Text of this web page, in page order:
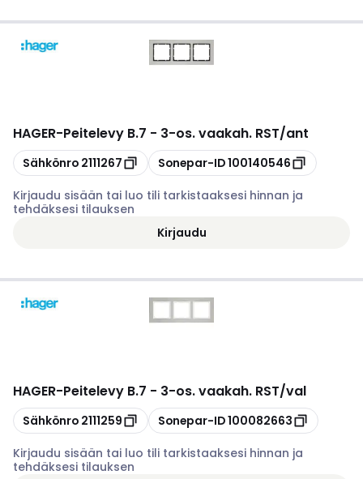
HAGER-Peitelevy B.7 - 3-os. vaakah. RST/ant
Kopioi
Sähkönro 2111267 Kopioi
Sonepar-ID100140546
Kirjaudu sisään tai luo tili tarkistaaksesi hinnan ja
tehdäksesi tilauksen
Kirjaudu
HAGER-Peitelevy B.7 - 3-os. vaakah. RST/val
Kopioi
Sähkönro 2111259 Kopioi
Sonepar-ID100082663
Kirjaudu sisään tai luo tili tarkistaaksesi hinnan ja
tehdäksesi tilauksen